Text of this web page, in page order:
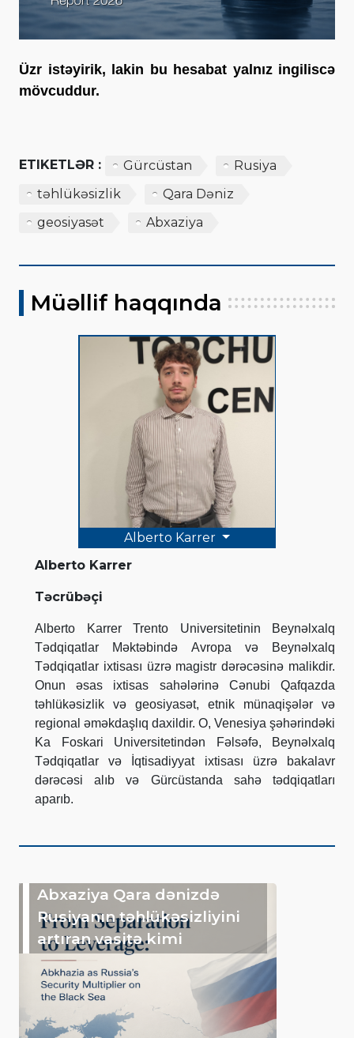
Üzr istəyirik, lakin bu hesabat yalnız ingiliscə
mövcuddur.
ETIKETLƏR : Gürcüstan
Rusiya
təhlükəsizlik
Qara Dəniz
geosiyasət
Abxaziya
Müəllif haqqında
Alberto Karrer
Alberto Karrer
Təcrübəçi
Alberto Karrer Trento Universitetinin Beynəlxalq
Tədqiqatlar Məktəbində Avropa və Beynəlxalq
Tədqiqatlar ixtisası üzrə magistr dərəcəsinə malikdir.
Onun əsas ixtisas sahələrinə Cənubi Qafqazda
təhlükəsizlik və geosiyasət, etnik münaqişələr və
regional əməkdaşlıq daxildir. O, Venesiya şəhərindəki
Ka Foskari Universitetindən Fəlsəfə, Beynəlxalq
Tədqiqatlar və İqtisadiyyat ixtisası üzrə bakalavr
dərəcəsi alıb və Gürcüstanda sahə tədqiqatları
aparıb.
Abxaziya Qara dənizdə
Rusiyanın təhlükəsizliyini
artıran vasitə kimi